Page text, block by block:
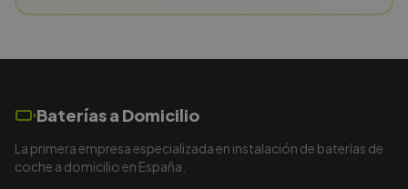
Baterías a Domicilio
La primera empresa especializada en instalación de baterías de
coche a domicilio en España.